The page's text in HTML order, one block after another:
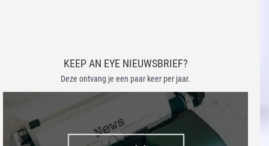
KEEP AN EYE NIEUWSBRIEF?
Deze ontvang je een paar keer per jaar.